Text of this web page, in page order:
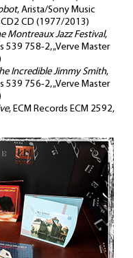
, Arista/Sony Music
CD (1977/2013)
Montreaux Jazz Festival,
539 758-2, „Verve Master
Incredible Jimmy Smith,
539 756-2, „Verve Master
, ECM Records ECM 2592,